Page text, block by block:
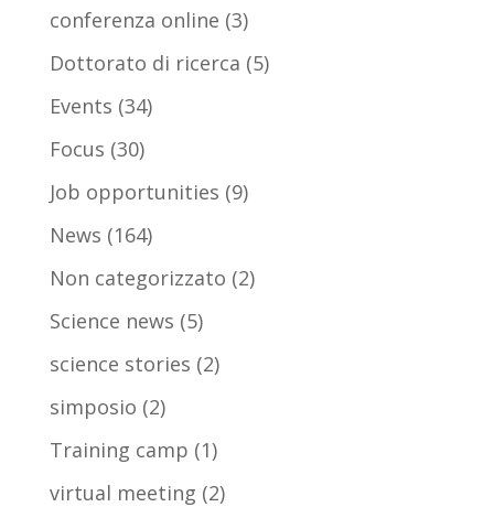
conferenza online (3)
Dottorato di ricerca (5)
Events (34)
Focus (30)
Job opportunities (9)
News (164)
Non categorizzato (2)
Science news (5)
science stories (2)
simposio (2)
Training camp (1)
virtual meeting (2)